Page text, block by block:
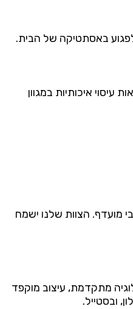
לפגוע באסתטיקה של הבית.
איכותיות במגוון
מועדף. הצוות שלנו ישמח
מתקדמת, עיצוב מוקפד
ובסטייל.